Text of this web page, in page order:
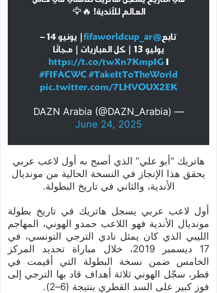
العالم للأندية! 🔥🦅
تابع@fifaworldcup_ar | يونيو 14 –
يوليو 13 | كل المباريات | مجانًا
https://t.co/twXn7KmpIGI
#FIFACWC#TakeItToTheWorld
pic.twitter.com/7LHVOUX2EK
— DAZN Arabia (@DAZN_Arabia)
June 24, 2025
هاتريك “أبو علي” الذي أصبح به أول لاعب عربي
يحقق هذا الإنجاز في النسخة الحالية من مونديال
الأندية، والثاني في تاريخ البطولة.
أول لاعب عربي يسجل هاتريك في تاريخ بطولة
مونديال الأندية فهو اللاعب حمدو الهوني، المهاجم
الليبي الذي كان يمثل نادي الترجي التونسي، في
17 ديسمبر 2019، خلال مباراة تحديد المركز
الخامس ضمن نسخة البطولة التي أقيمت في
قطر، سجّل الهوني ثلاثة أهداف قاد بها الترجي إلى
فوز كبير على السد القطري بنتيجة (6–2).